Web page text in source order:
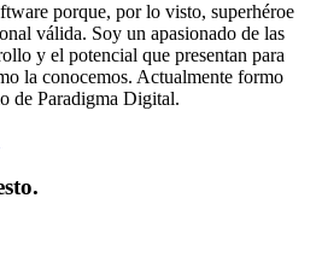
porque, por lo visto, superhéroe
válida. Soy un apasionado de las
y el potencial que presentan para
la conocemos. Actualmente formo
de Paradigma Digital.